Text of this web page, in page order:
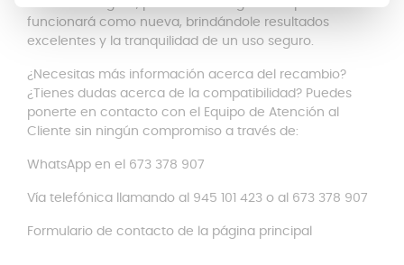
funcionará como nueva, brindándole resultados
excelentes y la tranquilidad de un uso seguro.
¿Necesitas más información acerca del recambio?
¿Tienes dudas acerca de la compatibilidad? Puedes
ponerte en contacto con el Equipo de Atención al
Cliente sin ningún compromiso a través de:
WhatsApp en el 673 378 907
Vía telefónica llamando al 945 101 423 o al 673 378 907
Formulario de contacto de la página principal